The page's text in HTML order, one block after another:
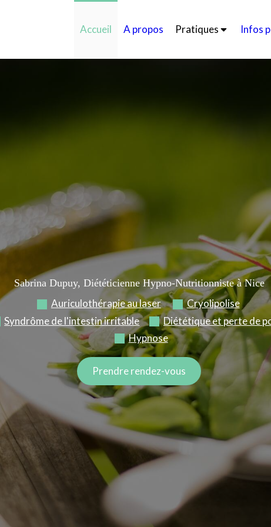
Accueil A propos Pratiques Infos
Sabrina Dupuy, Diététicienne Hypno-Nutritionniste à Nice
Auriculothérapie au laser
Cryolipolise
Syndrôme de l'intestin irritable
Diététique et perte de
Hypnose
Prendre rendez-vous